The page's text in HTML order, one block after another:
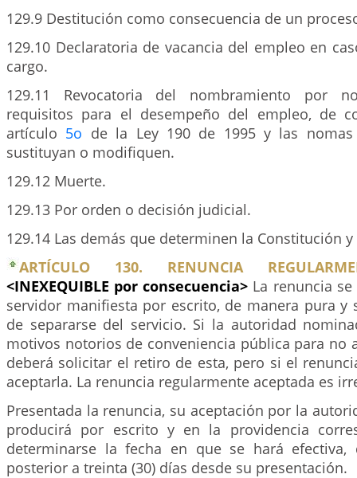
129.9 Destitución como consecuencia de un
129.10 Declaratoria de vacancia del empleo en
cargo.
129.11 Revocatoria del nombramiento por
requisitos para el desempeño del empleo, de
artículo 5o de la Ley 190 de 1995 y las
sustituyan o modifiquen.
129.12 Muerte.
129.13 Por orden o decisión judicial.
129.14 Las demás que determinen la Constitución y
ARTÍCULO 130. RENUNCIA
<INEXEQUIBLE por consecuencia> La renuncia
servidor manifiesta por escrito, de manera pura y
de separarse del servicio. Si la autoridad
motivos notorios de conveniencia pública para no
deberá solicitar el retiro de esta, pero si el
aceptarla. La renuncia regularmente aceptada es
Presentada la renuncia, su aceptación por la
producirá por escrito y en la providencia
determinarse la fecha en que se hará
posterior a treinta (30) días desde su presentación.